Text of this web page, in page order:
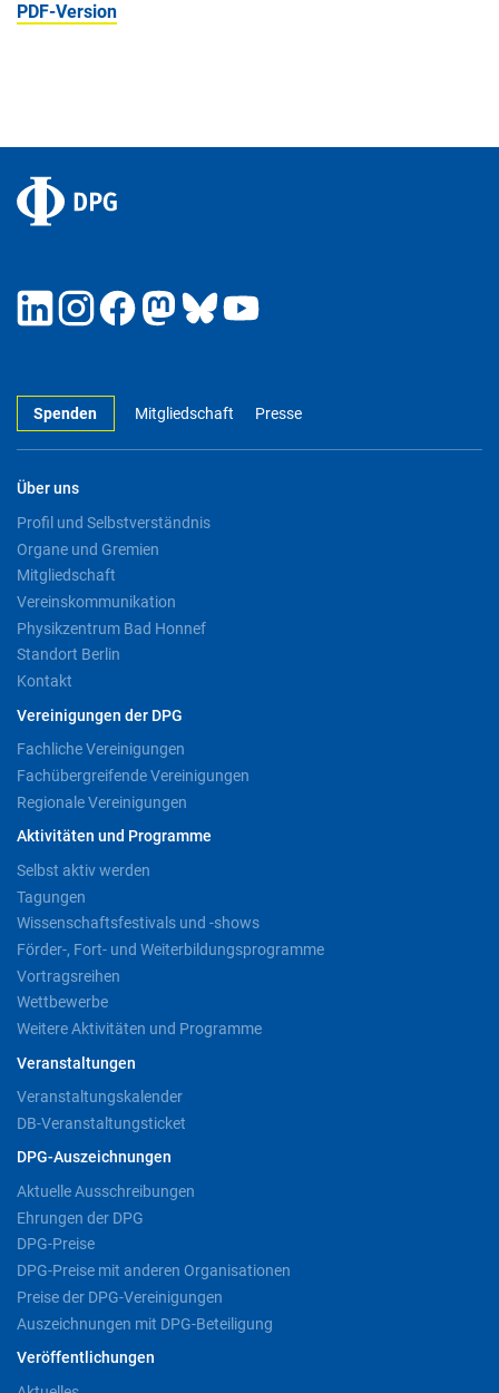
PDF-Version
Spenden Mitgliedschaft Presse
Über uns
Profil und Selbstverständnis
Organe und Gremien
Mitgliedschaft
Vereinskommunikation
Physikzentrum Bad Honnef
Standort Berlin
Kontakt
Vereinigungen der DPG
Fachliche Vereinigungen
Fachübergreifende Vereinigungen
Regionale Vereinigungen
Aktivitäten und Programme
Selbst aktiv werden
Tagungen
Wissenschaftsfestivals und -shows
Förder-, Fort- und Weiterbildungsprogramme
Vortragsreihen
Wettbewerbe
Weitere Aktivitäten und Programme
Veranstaltungen
Veranstaltungskalender
DB-Veranstaltungsticket
DPG-Auszeichnungen
Aktuelle Ausschreibungen
Ehrungen der DPG
DPG-Preise
DPG-Preise mit anderen Organisationen
Preise der DPG-Vereinigungen
Auszeichnungen mit DPG-Beteiligung
Veröffentlichungen